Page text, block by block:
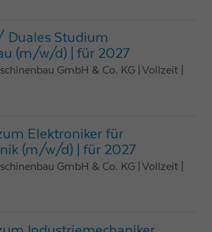
Duales Studium
(m/w/d) | für 2027
GmbH & Co. KG | Vollzeit
Elektroniker für
(m/w/d) | für 2027
GmbH & Co. KG | Vollzeit